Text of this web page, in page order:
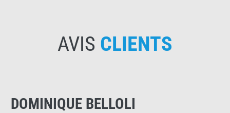
AVIS CLIENTS
DOMINIQUE BELLOLI